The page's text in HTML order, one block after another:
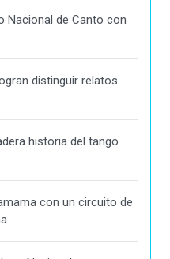
Nacional de Canto con
distinguir relatos
historia del tango
con un circuito de